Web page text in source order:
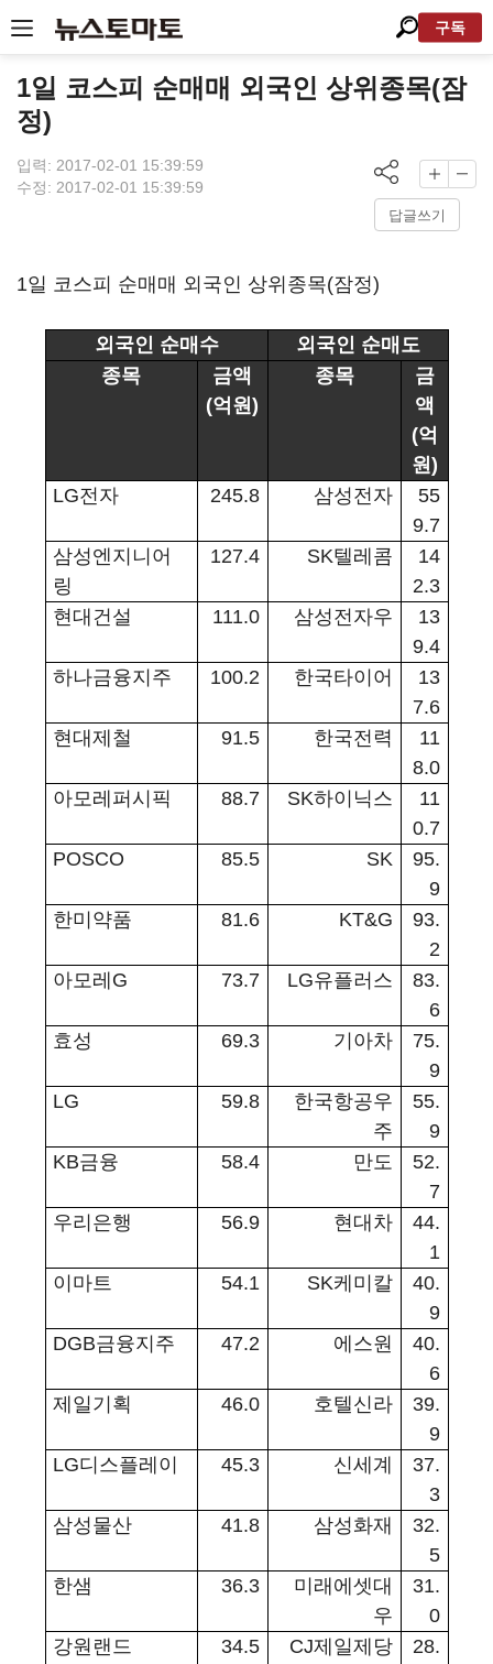
구독
1일 코스피 순매매 외국인 상위종목(잠
정)
입력: 2017-02-01 15:39:59
수정: 2017-02-01 15:39:59
답글쓰기
1일 코스피 순매매 외국인 상위종목(잠정)
외국인 순매수
외국인 순매도
종목
금액
(억원)
종목
금
액
(억
원)
LG전자 245.8 삼성전자
55
9.7
삼성엔지니어
링
127.4 SK텔레콤
14
2.3
현대건설
111.0 삼성전자우
13
9.4
하나금융지주
100.2 한국타이어
13
7.6
현대제철
91.5 한국전력
11
8.0
아모레퍼시픽
88.7 SK하이닉스
11
0.7
POSCO
85.5 SK
95.
9
한미약품
81.6 KT&G
93.
2
아모레 G 73.7 LG유플러스
83.
6
효성
69.3 기아차
75.
9
LG
59.8
한국항공우
주
55.
9
KB금융 58.4 만도
52.
7
우리은행
56.9 현대차
44.
1
이마트
54.1 SK케미칼
40.
9
DGB금융지주 47.2 에스원
40.
6
제일기획
46.0 호텔신라
39.
9
LG디스플레이 45.3 신세계
37.
3
삼성물산
41.8 삼성화재
32.
5
한샘
36.3
미래에셋대
우
31.
0
강원랜드
34.5 CJ제일제당
28.